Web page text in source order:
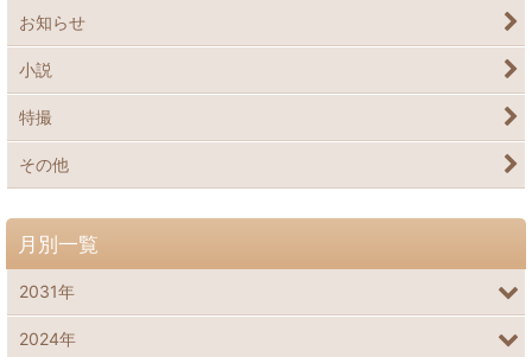
お知らせ
小説
特撮
その他
月別一覧
2031年
2024年